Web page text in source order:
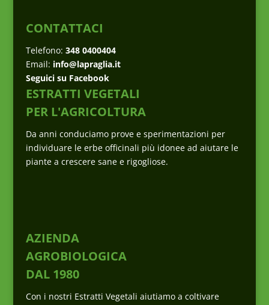
CONTATTACI
Telefono: 348 0400404
Email: info@lapraglia.it
Seguici su Facebook
ESTRATTI VEGETALI
PER L'AGRICOLTURA
Da anni conduciamo prove e sperimentazioni per
individuare le erbe officinali più idonee ad aiutare le
piante a crescere sane e rigogliose.
AZIENDA
AGROBIOLOGICA
DAL 1980
Con i nostri Estratti Vegetali aiutiamo a coltivare